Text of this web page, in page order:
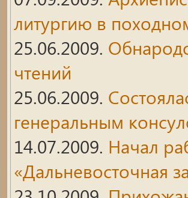
литургию в
25.06.2009.
чтений
25.06.2009.
генеральным
14.07.2009. Начал
«Дальневосточная